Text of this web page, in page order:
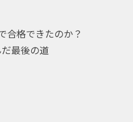
格できたのか？
最後の道